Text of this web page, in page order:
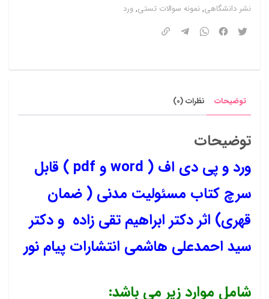
(
ضمان
عدد
نشر دانشگاهی,نمونه سوالات تستی,ورد
توضیحات نظرات (0)
توضیحات
ورد و پی دی اف ( word و pdf ) قابل
سرچ کتاب مسئولیت مدنی ( ضمان
قهری) اثر دکتر ابراهیم تقی زاده و دکتر
سید احمدعلی هاشمی انتشارات پیام نور
شامل موارد زیر می باشد: